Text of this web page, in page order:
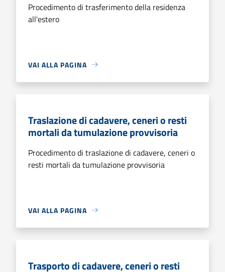
Procedimento di trasferimento della residenza
all'estero
VAI ALLA PAGINA
Traslazione di cadavere, ceneri o resti
mortali da tumulazione provvisoria
Procedimento di traslazione di cadavere, ceneri o
resti mortali da tumulazione provvisoria
VAI ALLA PAGINA
Trasporto di cadavere, ceneri o resti